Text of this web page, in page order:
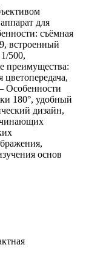
для
съёмная
встроенный
500,
преимущества:
цветопередача,
Особенности
180°, удобный
дизайн,
основ